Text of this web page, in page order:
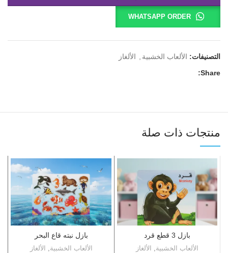
WHATSAPP ORDER
التصنيفات: الألعاب الخشبية , الألغاز
Share:
منتجات ذات صلة
بازل 3 قطع قرد
الألعاب الخشبية الألغاز
بازل نبته قاع البحر
الألعاب الخشبية, الألغاز